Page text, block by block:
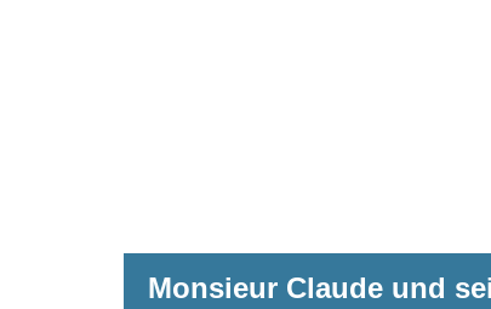
Monsieur Claude und